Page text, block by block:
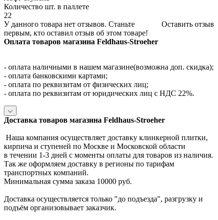
Количество шт. в паллете
22
Оставить отзыв
У данного товара нет отзывов. Станьте
первым, кто оставил отзыв об этом товаре!
Оплата товаров магазина Feldhaus-Stroeher
- оплата наличными в нашем магазине(возможна доп. скидка);
- оплата банковскими картами;
- оплата по реквизитам от физических лиц;
- оплата по реквизитам от юридических лиц с НДС 22%.
Доставка товаров магазина Feldhaus-Stroeher
Наша компания осуществляет доставку клинкерной плитки,
кирпича и ступеней по Москве и Московской области
в течении 1-3 дней с моменты оплаты для товаров из наличия.
Так же оформляем доставку в регионы по тарифам
транспортных компаний.
Минимальная сумма заказа 10000 руб.
Доставка осуществляется только "до подъезда", разгрузку и
подъём организовывает заказчик.